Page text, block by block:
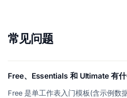
常见问题
Free、Essentials 和 Ultimate 有
Free 是单工作表入门模板(含示例数